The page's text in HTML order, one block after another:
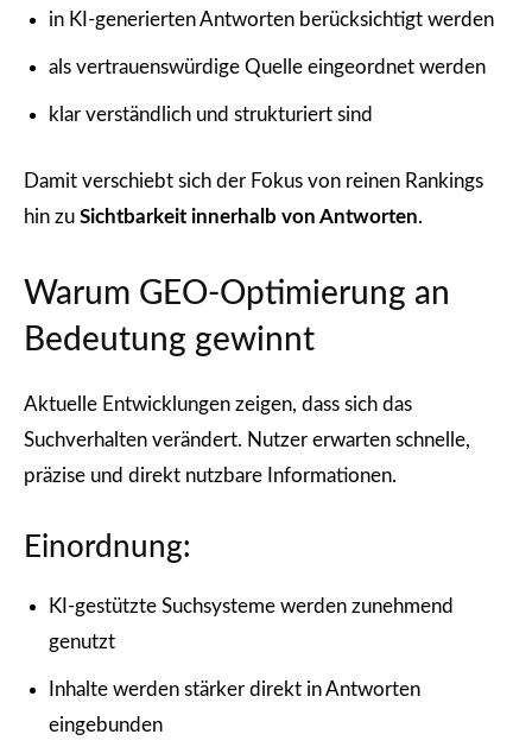
in KI-generierten Antworten berücksichtigt werden
als vertrauenswürdige Quelle eingeordnet werden
klar verständlich und strukturiert sind
Damit verschiebt sich der Fokus von reinen Rankings
hin zu Sichtbarkeit innerhalb von Antworten.
Warum GEO-Optimierung an
Bedeutung gewinnt
Aktuelle Entwicklungen zeigen, dass sich das
Suchverhalten verändert. Nutzer erwarten schnelle,
präzise und direkt nutzbare Informationen.
Einordnung:
KI-gestützte Suchsysteme werden zunehmend
genutzt
Inhalte werden stärker direkt in Antworten
eingebunden